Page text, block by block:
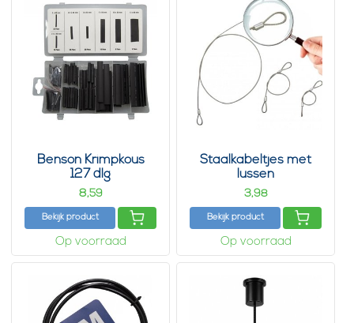
Benson Krimpkous
127 dlg
8,59
Bekijk product
Op voorraad
Staalkabeltjes met
lussen
3,98
Bekijk product
Op voorraad